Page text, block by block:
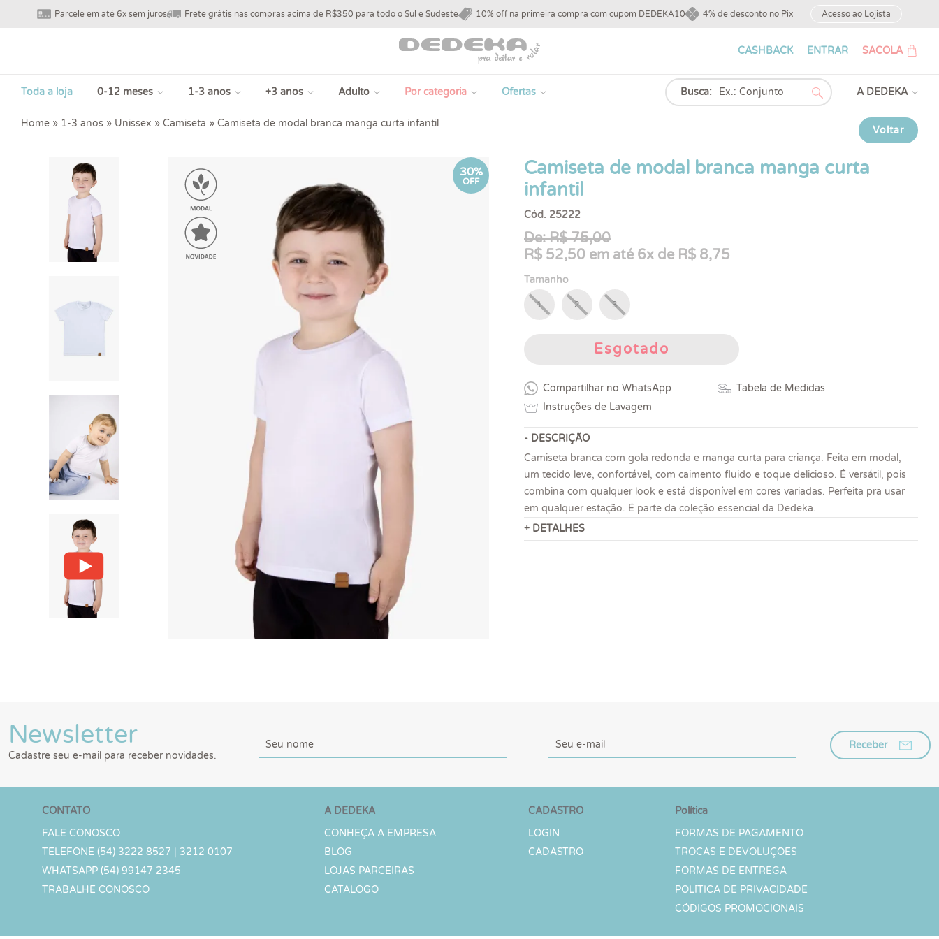
Parcele em até 6x sem juros Frete grátis nas compras acima de R$350 para todo o Sul e Sudeste 10% off na primeira compra com cupom DEDEKA10 4% de desconto no Pix Acesso ao Lojista
CASHBACK ENTRAR SACOLA
Toda a loja 0-12 meses 1-3 anos +3 anos Adulto Por categoria Ofertas A DEDEKA
Busca:
Home » 1-3 anos » Unissex » Camiseta » Camiseta de modal branca manga curta infantil
Voltar
30%
OFF
Camiseta de modal branca manga curta
infantil
Cód. 25222
De: R$ 75,00
R$ 52,50 em até 6x de R$ 8,75
Tamanho
1 2 3
Esgotado
Compartilhar no WhatsApp
Tabela de Medidas
Instruções de Lavagem
- DESCRIÇÃO
Camiseta branca com gola redonda e manga curta para criança. Feita em modal,
um tecido leve, confortável, com caimento fluido e toque delicioso. É versátil, pois
combina com qualquer look e está disponível em cores variadas. Perfeita pra usar
em qualquer estação. É parte da coleção essencial da Dedeka.
+ DETALHES
Newsletter
Cadastre seu e-mail para receber novidades.
Receber
CONTATO
FALE CONOSCO
TELEFONE (54) 3222 8527 | 3212 0107
WHATSAPP (54) 99147 2345
TRABALHE CONOSCO
A DEDEKA
CONHEÇA A EMPRESA
BLOG
LOJAS PARCEIRAS
CATÁLOGO
CADASTRO
LOGIN
CADASTRO
Política
FORMAS DE PAGAMENTO
TROCAS E DEVOLUÇÕES
FORMAS DE ENTREGA
POLÍTICA DE PRIVACIDADE
CÓDIGOS PROMOCIONAIS